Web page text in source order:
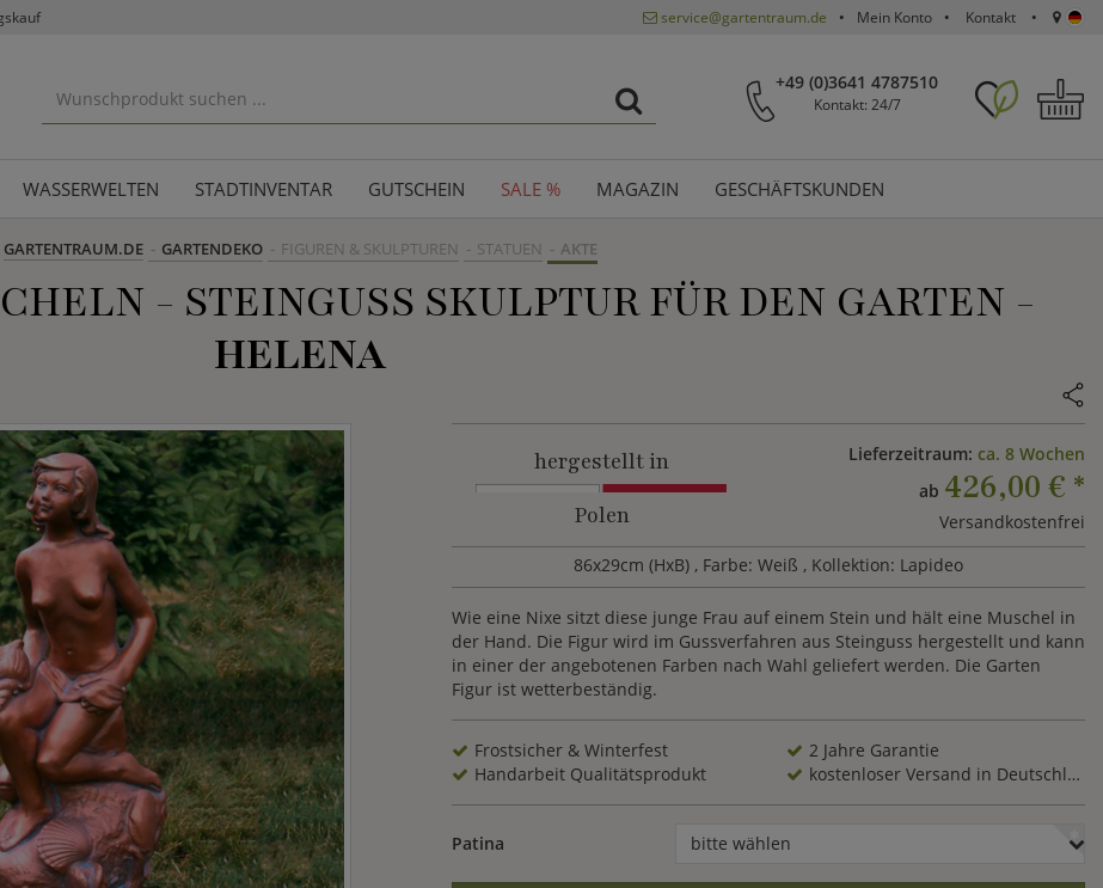
service@gartentraum.de Mein Konto Kontakt
+49 (0)3641 4787510
Kontakt: 24/7
WASSERWELTEN STADTINVENTAR GUTSCHEIN SALE % MAGAZIN GESCHÄFTSKUNDEN
GARTENTRAUM.DE GARTENDEKO FIGUREN & SKULPTUREN STATUEN AKTE
- STEINGUSS SKULPTUR FÜR DEN GARTEN -
HELENA
hergestellt in
Polen
Lieferzeitraum: ca. 8 Wochen
ab 426,00 € *
Versandkostenfrei
86x29cm (HxB) , Farbe: Weiß , Kollektion: Lapideo
Wie eine Nixe sitzt diese junge Frau auf einem Stein und hält eine Muschel in
der Hand. Die Figur wird im Gussverfahren aus Steinguss hergestellt und kann
in einer der angebotenen Farben nach Wahl geliefert werden. Die Garten
Figur ist wetterbeständig.
Frostsicher & Winterfest
2 Jahre Garantie
Handarbeit Qualitätsprodukt
kostenloser Versand in Deutschland
Patina bitte wählen